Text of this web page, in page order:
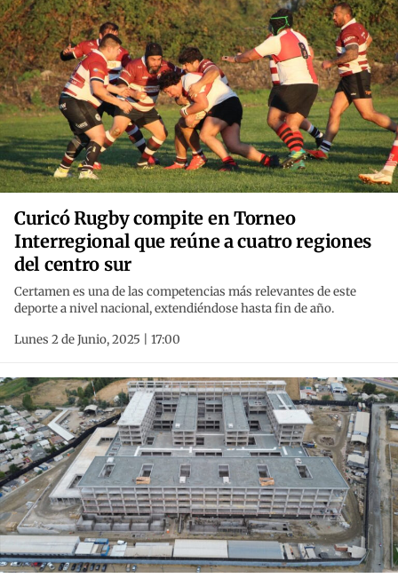
Curicó Rugby compite en Torneo
Interregional que reúne a cuatro regiones
del centro sur
Certamen es una de las competencias más relevantes de este
deporte a nivel nacional, extendiéndose hasta fin de año.
Lunes 2 de Junio, 2025 | 17:00